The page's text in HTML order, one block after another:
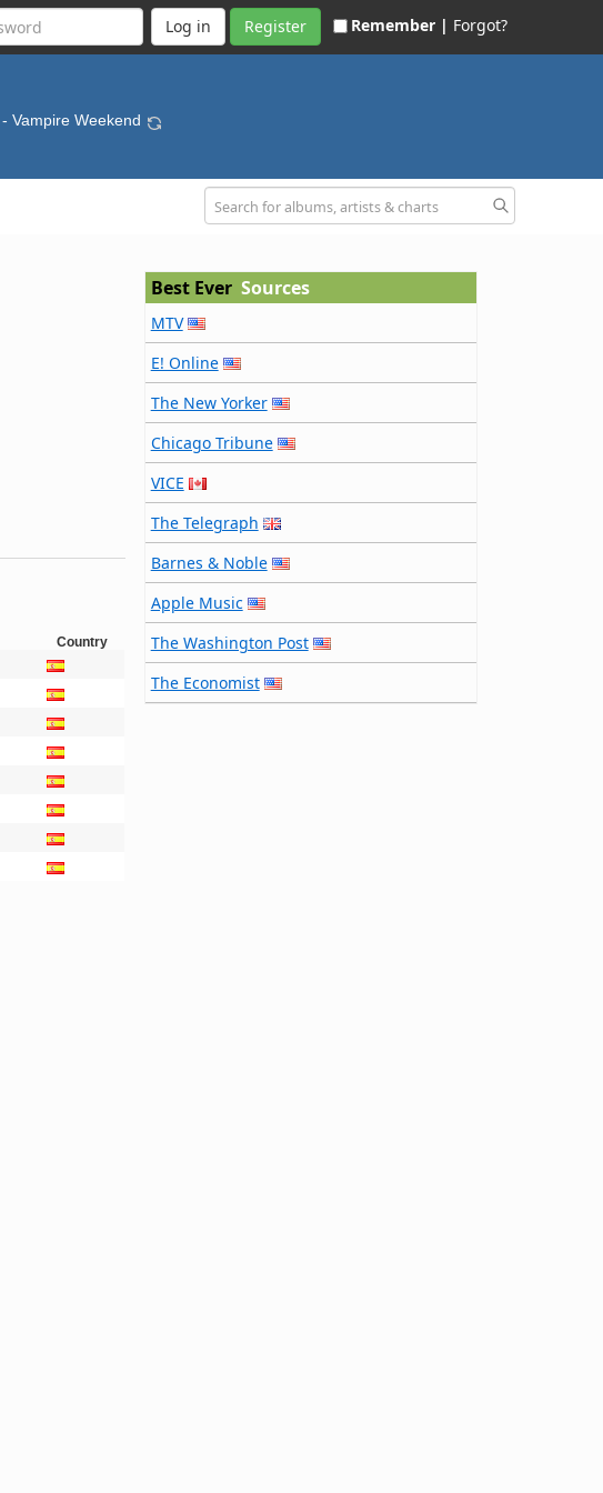
Register Remember | Forgot?
- Vampire Weekend
Country
Best Ever Sources
MTV
E! Online
The New Yorker
Chicago Tribune
VICE
The Telegraph
Barnes & Noble
Apple Music
The Washington Post
The Economist